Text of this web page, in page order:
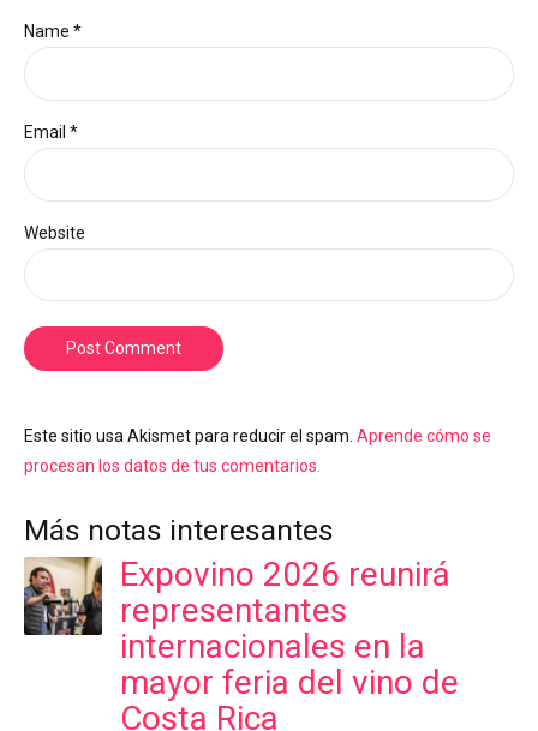
Name *
Email *
Website
Post Comment
Este sitio usa Akismet para reducir el spam. Aprende cómo se
procesan los datos de tus comentarios.
Más notas interesantes
Expovino 2026 reunirá
representantes
internacionales en la
mayor feria del vino de
Costa Rica